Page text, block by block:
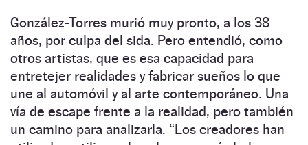
González-Torres murió muy pronto, a los 38
años, por culpa del sida. Pero entendió, como
otros artistas, que es esa capacidad para
entretejer realidades y fabricar sueños lo que
une al automóvil y al arte contemporáneo. Una
vía de escape frente a la realidad, pero también
un camino para analizarla. “Los creadores han